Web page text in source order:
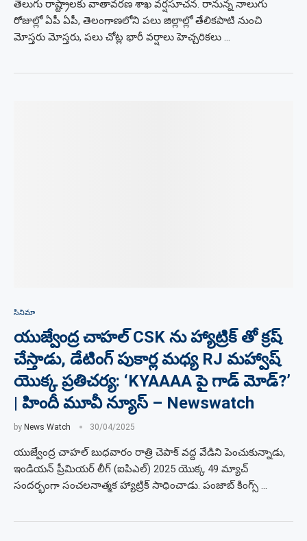
తెలుగు రాష్ట్రాలకు వాతావరణ శాఖ వర్షసూచన. రానున్న నాలుగు
రోజుల్లో ఏపీ ఏపీ, తెలంగాణలోని పలు జిల్లాల్లో తేలికపాటి నుంచి
మోస్తరు మోస్తరు, పలు చోట్ల భారీ వర్షాలు హెచ్చరికలు …
సినిమా
యుజ్వేంద్ర చాహల్ CSK ను హ్యాట్రిక్ తో క్రష్
చేస్తాడు, డేటింగ్ పుకార్ల మధ్య RJ మహ్వాష్
యొక్క ప్రతిచర్య: ‘KYAAAA పై గాడ్ మోడ్?’
| హిందీ మూవీ న్యూస్ – Newswatch
by News Watch 30/04/2025
యుజ్వేంద్ర చాహల్ బుధవారం రాత్రి చెపాక్ వద్ద వేడిని పెంచుకున్నాడు,
ఇండియన్ ప్రీమియర్ లీగ్ (ఐపిఎల్) 2025 యొక్క 49 మ్యాచ్
సందర్భంగా సంచలనాత్మక హ్యాట్రిక్ సాధించాడు. పంజాబ్ కింగ్స్ …